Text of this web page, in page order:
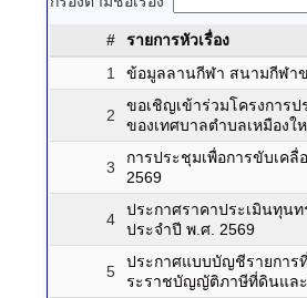
#
รายการหัวเรื่อง
1
ข้อมูลลานกีฬา สนามกีฬาข
2
ขอเชิญเข้าร่วมโครงการ
ของเทศบาลตำบลเหมืองใ
3
การประชุมเพื่อการขับเค
2569
4
ประกาศราคาประเมินทุน
ประจำปี พ.ศ. 2569
5
ประกาศแบบบัญชีรายการ
ระราชบัญญัติภาษีที่ดินและ